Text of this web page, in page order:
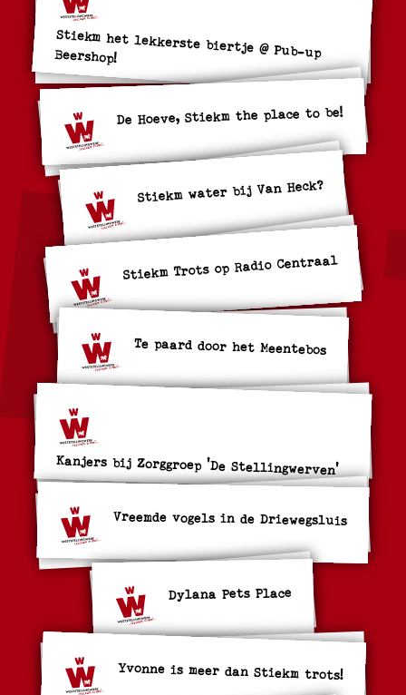
Stiekm het lekkerste biertje @ Pub-up Beershop!
De Hoeve, Stiekm the place to be!
Stiekm water bij Van Heck?
Stiekm Trots op Radio Centraal
Te paard door het Meentebos
Kanjers bij Zorggroep 'De Stellingwerven'
Vreemde vogels in de Driewegsluis
Dylana Pets Place
Yvonne is meer dan Stiekm trots!